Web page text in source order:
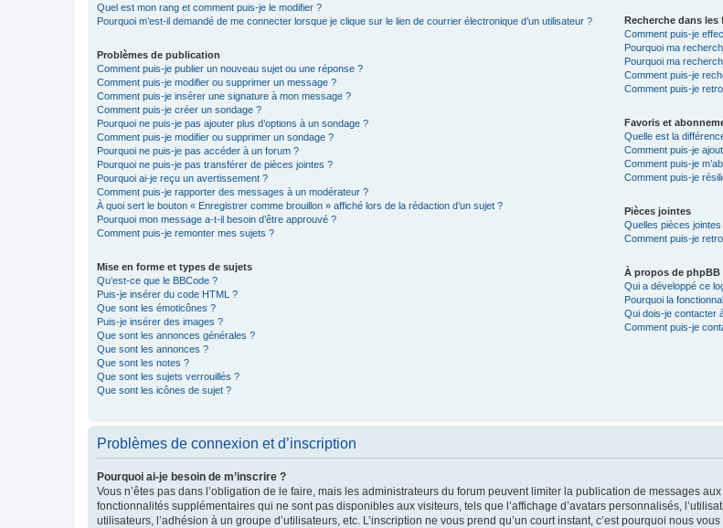
Quel est mon rang et comment puis-je le modifier ?
Pourquoi m’est-il demandé de me connecter lorsque je clique sur le lien de courrier électronique d’un utilisateur ?
Problèmes de publication
Comment puis-je publier un nouveau sujet ou une réponse ?
Comment puis-je modifier ou supprimer un message ?
Comment puis-je insérer une signature à mon message ?
Comment puis-je créer un sondage ?
Pourquoi ne puis-je pas ajouter plus d’options à un sondage ?
Comment puis-je modifier ou supprimer un sondage ?
Pourquoi ne puis-je pas accéder à un forum ?
Pourquoi ne puis-je pas transférer de pièces jointes ?
Pourquoi ai-je reçu un avertissement ?
Comment puis-je rapporter des messages à un modérateur ?
À quoi sert le bouton « Enregistrer comme brouillon » affiché lors de la rédaction d’un sujet ?
Pourquoi mon message a-t-il besoin d’être approuvé ?
Comment puis-je remonter mes sujets ?
Mise en forme et types de sujets
Qu’est-ce que le BBCode ?
Puis-je insérer du code HTML ?
Que sont les émoticônes ?
Puis-je insérer des images ?
Que sont les annonces générales ?
Que sont les annonces ?
Que sont les notes ?
Que sont les sujets verrouillés ?
Que sont les icônes de sujet ?
Recherche dans les
Comment puis-je
Pourquoi ma
Pourquoi ma
Comment puis-je
Comment puis-je
Favoris et
Quelle est la
Comment puis-je
Comment puis-je
Comment puis-je
Pièces jointes
Quelles pièces
Comment puis-je
À propos de phpBB
Qui a développé ce
Pourquoi la
Qui dois-je contacter
Comment puis-je
Problèmes de connexion et d’inscription
Pourquoi ai-je besoin de m’inscrire ?
Vous n’êtes pas dans l’obligation de le faire, mais les administrateurs du forum peuvent limiter la publication de messages
fonctionnalités supplémentaires qui ne sont pas disponibles aux visiteurs, tels que l’affichage d’avatars personnalisés,
utilisateurs, l’adhésion à un groupe d’utilisateurs, etc. L’inscription ne vous prend qu’un court instant, c’est pourquoi nous